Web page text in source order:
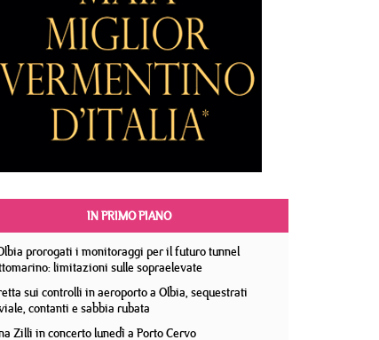
IN PRIMO PIANO
prorogati i monitoraggi per il futuro tunnel
limitazioni sulle sopraelevate
sui controlli in aeroporto a Olbia, sequestrati
contanti e sabbia rubata
Zilli in concerto lunedì a Porto Cervo